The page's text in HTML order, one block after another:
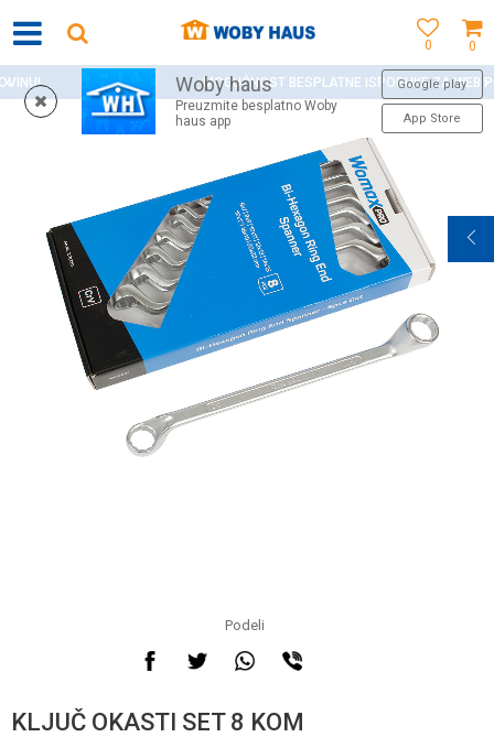
0
0
Woby haus
Preuzmite besplatno Woby
haus app
Google play
App Store
MOGUĆNOST BESPLATNE ISPORUKE ZA WEB PORUDŽBINE!
Podeli
KLJUČ OKASTI SET 8 KOM